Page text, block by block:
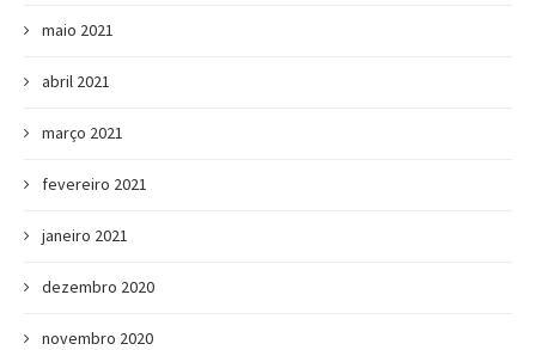
maio 2021
abril 2021
março 2021
fevereiro 2021
janeiro 2021
dezembro 2020
novembro 2020